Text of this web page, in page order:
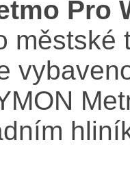
Pro